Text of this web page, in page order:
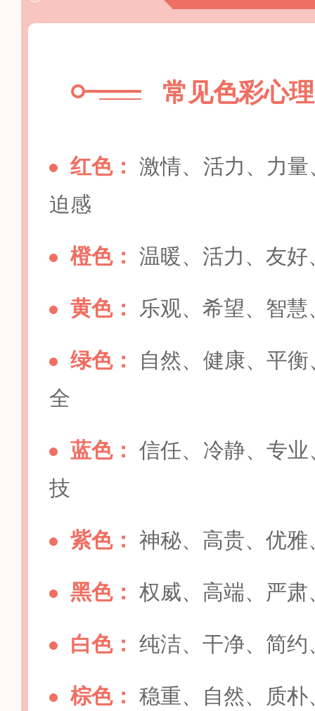
常见色彩心
红色：
激情、活力、力
迫感
橙色： 温暖、活力、友
黄色： 乐观、希望、智
绿色：
自然、健康、平
全
蓝色：
信任、冷静、专
技
紫色： 神秘、高贵、优
黑色： 权威、高端、严
白色： 纯洁、干净、简
棕色： 稳重、自然、质